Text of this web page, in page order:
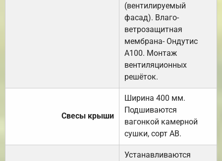
(вентилируемый
фасад). Влаго-
ветрозащитная
мембрана- Ондутис
А100. Монтаж
вентиляционных
решёток.
Свесы крыши
Ширина 400 мм.
Подшиваются
вагонкой камерной
сушки, сорт АВ.
Устанавливаются